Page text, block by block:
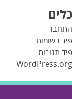
כלים
התחבר
פיד רשומות
פיד תגובות
WordPress.org